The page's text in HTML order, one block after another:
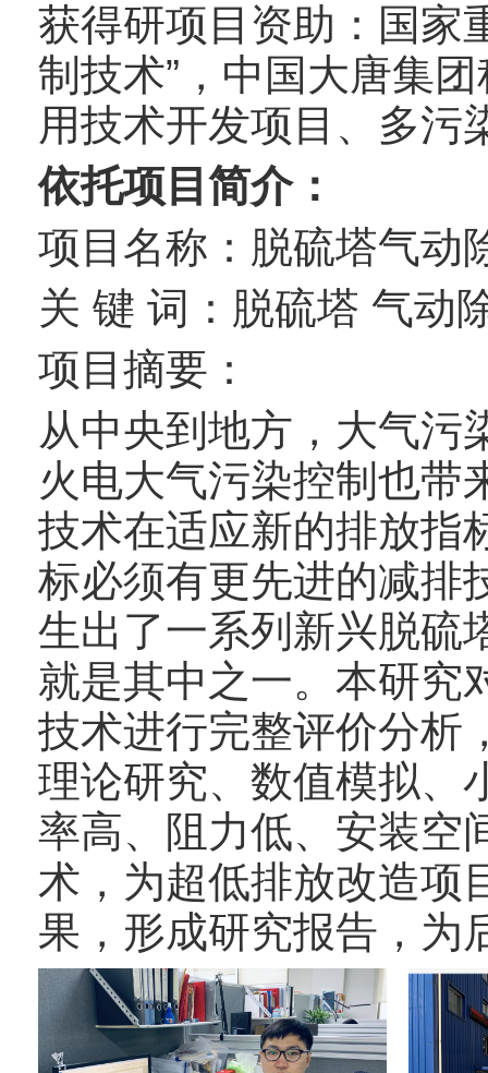
获得研项目资助：国家
制技术”，中国大唐集
用技术开发项目、多污
依托项目简介：
项目名称：脱硫塔气动
关 键 词：脱硫塔 气动
项目摘要：
从中央到地方，大气污
火电大气污染控制也带
技术在适应新的排放指
标必须有更先进的减排
生出了一系列新兴脱硫
就是其中之一。本研究
技术进行完整评价分析
理论研究、数值模拟、
率高、阻力低、安装空
术，为超低排放改造项
果，形成研究报告，为